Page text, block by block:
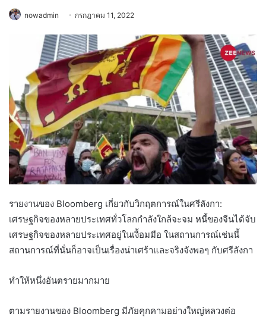
nowadmin กรกฎาคม 11, 2022
รายงานของ Bloomberg เกี่ยวกับวิกฤตการณ์ในศรีลังกา:
เศรษฐกิจของหลายประเทศทั่วโลกกำลังใกล้จะจม หนี้ของจีนได้จับ
เศรษฐกิจของหลายประเทศอยู่ในเงื้อมมือ ในสถานการณ์เช่นนี้
สถานการณ์ที่นั่นก็อาจเป็นเรื่องน่าเศร้าและจริงจังพอๆ กับศรีลังกา
ทำให้หนึ่งอันตรายมากมาย
ตามรายงานของ Bloomberg มีภัยคุกคามอย่างใหญ่หลวงต่อ